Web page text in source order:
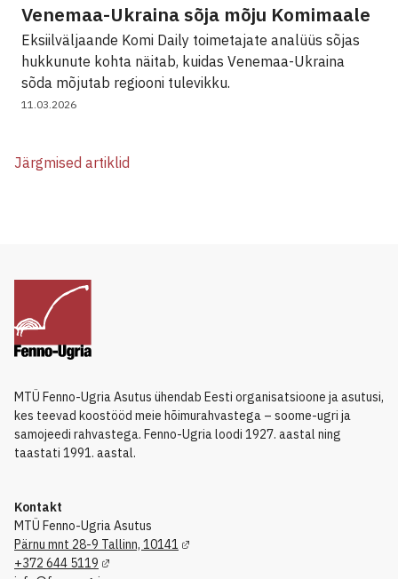
Venemaa-Ukraina sõja mõju Komimaale
Eksiilväljaande Komi Daily toimetajate analüüs sõjas
hukkunute kohta näitab, kuidas Venemaa-Ukraina
sõda mõjutab regiooni tulevikku.
11.03.2026
Järgmised artiklid
MTÜ Fenno-Ugria Asutus ühendab Eesti organisatsioone ja asutusi,
kes teevad koostööd meie hõimurahvastega – soome-ugri ja
samojeedi rahvastega. Fenno-Ugria loodi 1927. aastal ning
taastati 1991. aastal.
Kontakt
MTÜ Fenno-Ugria Asutus
Pärnu mnt 28-9 Tallinn, 10141
+372 644 5119